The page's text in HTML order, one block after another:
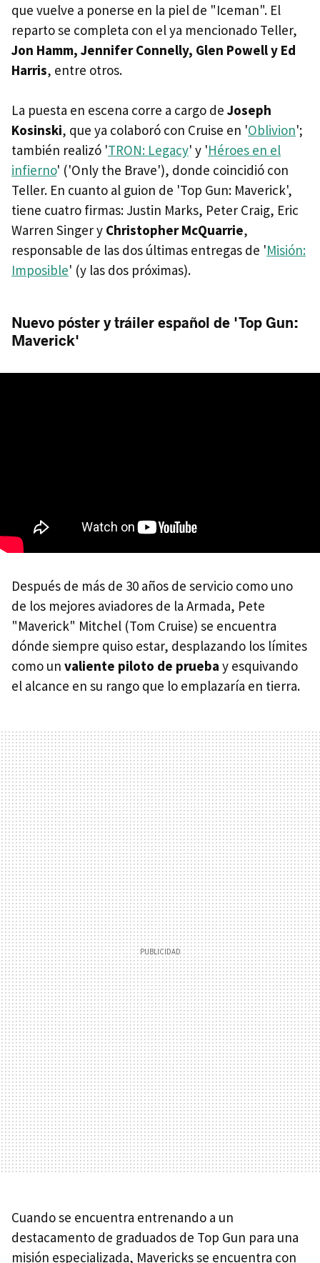
que vuelve a ponerse en la piel de "Iceman". El
reparto se completa con el ya mencionado Teller,
Jon Hamm, Jennifer Connelly, Glen Powell y Ed
Harris, entre otros.
La puesta en escena corre a cargo de Joseph
Kosinski, que ya colaboró con Cruise en 'Oblivion';
también realizó 'TRON: Legacy' y 'Héroes en el
infierno' ('Only the Brave'), donde coincidió con
Teller. En cuanto al guion de 'Top Gun: Maverick',
tiene cuatro firmas: Justin Marks, Peter Craig, Eric
Warren Singer y Christopher McQuarrie,
responsable de las dos últimas entregas de 'Misión:
Imposible' (y las dos próximas).
Nuevo póster y tráiler español de 'Top Gun:
Maverick'
Después de más de 30 años de servicio como uno
de los mejores aviadores de la Armada, Pete
"Maverick" Mitchel (Tom Cruise) se encuentra
dónde siempre quiso estar, desplazando los límites
como un valiente piloto de prueba y esquivando
el alcance en su rango que lo emplazaría en tierra.
Cuando se encuentra entrenando a un
destacamento de graduados de Top Gun para una
misión especializada, Mavericks se encuentra con